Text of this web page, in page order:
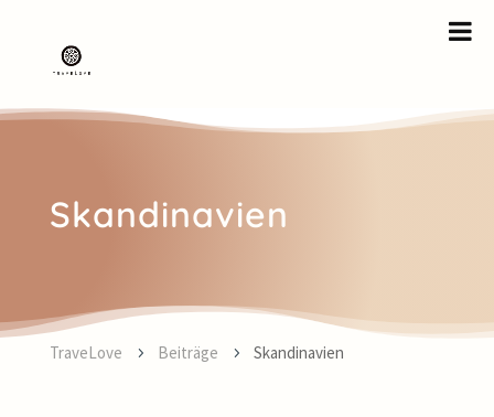
Skandinavien
TraveLove 5 Beiträge 5 Skandinavien